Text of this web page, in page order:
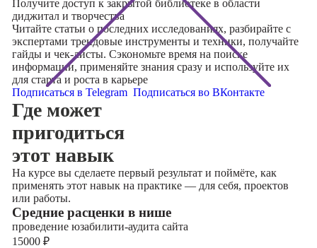
Получите доступ к закрытой библиотекев области
диджитал и творчества
Читайте статьи о последних исследованиях, разбирайте с
экспертами трендовые инструменты и техники, получайте
гайды и чек-листы. Сэкономьте время на поиске
информации, применяйте знания сразу и используйте их
для старта и роста в карьере
Подписаться в Telegram Подписаться во ВКонтакте
Где может
пригодиться
этот навык
На курсе вы сделаете первый результат и поймёте, как
применять этот навык на практике — для себя, проектов
или работы.
Cредние расценки в нише
проведение юзабилити-аудита сайта
15000 ₽